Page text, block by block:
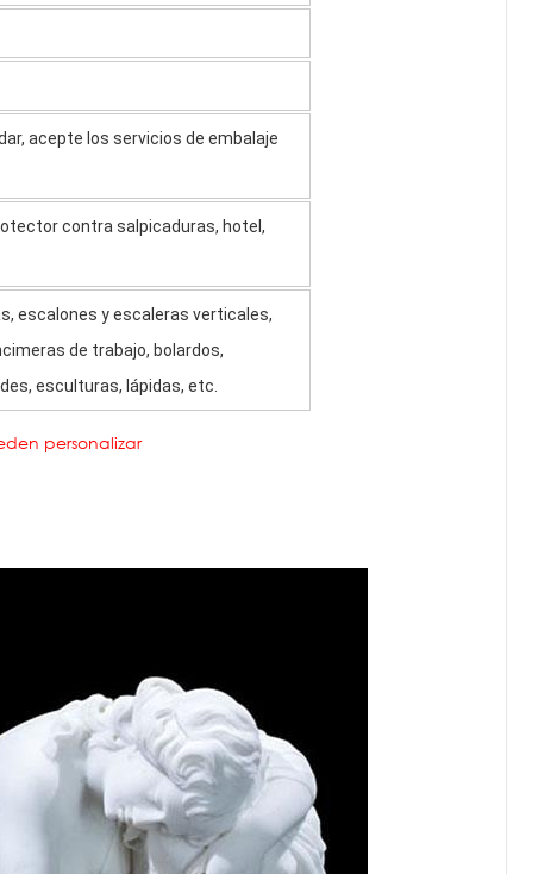
acepte los servicios de embalaje
contra salpicaduras, hotel,
escalones y escaleras verticales,
de trabajo, bolardos,
esculturas, lápidas, etc.
personalizar